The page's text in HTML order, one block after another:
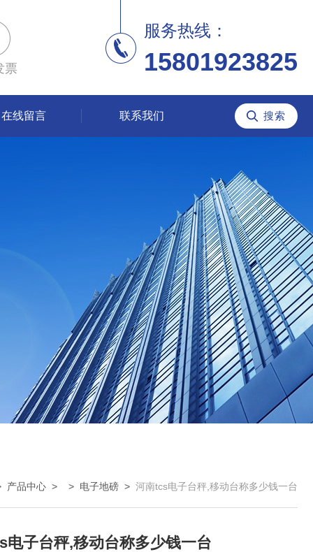
票
服务热线：
15801923825
在线留言 联系我们
产品中心 > > 电子地磅 > 河南tcs电子台秤,移动台称多少钱一台
电子台秤,移动台称多少钱一台